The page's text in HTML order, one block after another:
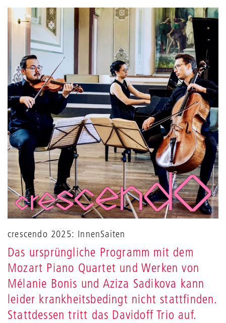
crescendo 2025: InnenSaiten
Das ursprüngliche Programm mit dem
Mozart Piano Quartet und Werken von
Mélanie Bonis und Aziza Sadikova kann
leider krankheitsbedingt nicht stattfinden.
Stattdessen tritt das Davidoff Trio auf.